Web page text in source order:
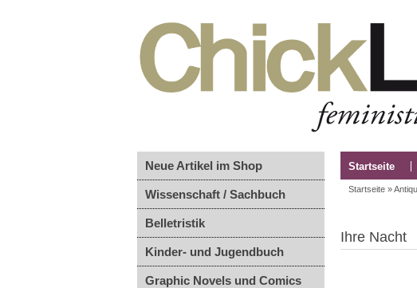
Neue Artikel im Shop
Wissenschaft / Sachbuch
Belletristik
Kinder- und Jugendbuch
Graphic Novels und Comics
Startseite
Startseite »
Ihre Nacht